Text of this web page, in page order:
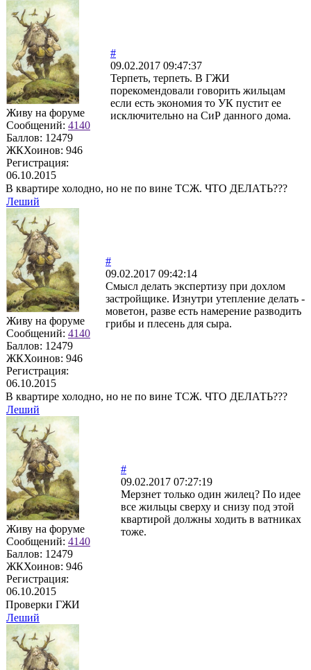
Живу на форуме
Сообщений: 4140
Баллов: 12479
ЖКХоинов: 946
Регистрация:
06.10.2015
#
09.02.2017 09:47:37
Терпеть, терпеть. В ГЖИ
порекомендовали говорить жильцам
если есть экономия то УК пустит ее
исключительно на СиР данного дома.
В квартире холодно, но не по вине ТСЖ. ЧТО ДЕЛАТЬ???
Леший
Живу на форуме
Сообщений: 4140
Баллов: 12479
ЖКХоинов: 946
Регистрация:
06.10.2015
#
09.02.2017 09:42:14
Смысл делать экспертизу при дохлом
застройщике. Изнутри утепление делать -
моветон, разве есть намерение разводить
грибы и плесень для сыра.
В квартире холодно, но не по вине ТСЖ. ЧТО ДЕЛАТЬ???
Леший
Живу на форуме
Сообщений: 4140
Баллов: 12479
ЖКХоинов: 946
Регистрация:
06.10.2015
#
09.02.2017 07:27:19
Мерзнет только один жилец? По идее
все жильцы сверху и снизу под этой
квартирой должны ходить в ватниках
тоже.
Проверки ГЖИ
Леший